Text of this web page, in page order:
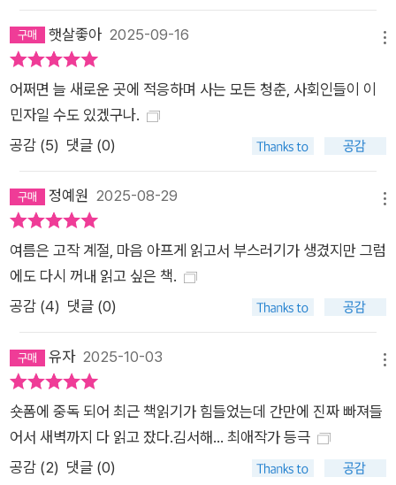
햇살좋아 2025-09-16
어쩌면 늘 새로운 곳에 적응하며 사는 모든 청춘, 사회인들이 이
민자일 수도 있겠구나.
공감 (5) 댓글 (0)
정예원 2025-08-29
여름은 고작 계절, 마음 아프게 읽고서 부스러기가 생겼지만 그럼
에도 다시 꺼내 읽고 싶은 책.
공감 (4) 댓글 (0)
유자2025-10-03
숏폼에 중독 되어 최근 책읽기가 힘들었는데 간만에 진짜 빠져들
어서 새벽까지 다 읽고 잤다.김서해... 최애작가 등극
공감 (2) 댓글 (0)